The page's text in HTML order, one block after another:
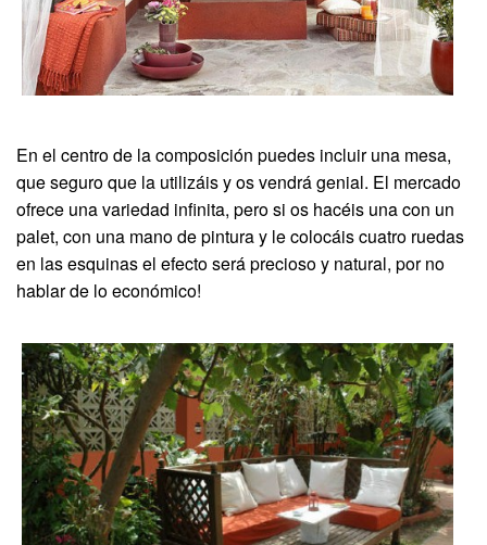
En el centro de la composición puedes incluir una mesa,
que seguro que la utilizáis y os vendrá genial. El mercado
ofrece una variedad infinita, pero si os hacéis una con un
palet, con una mano de pintura y le colocáis cuatro ruedas
en las esquinas el efecto será precioso y natural, por no
hablar de lo económico!